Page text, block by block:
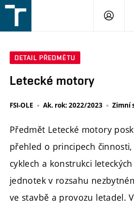
v
DETAIL PŘEDMĚTU
Letecké motory
FSI-OLE Ak. rok: 2022/2023 Zimní
Předmět Letecké motory
přehled o principech
cyklech a konstrukci
jednotek v rozsahu
ve stavbě a provozu letadel.